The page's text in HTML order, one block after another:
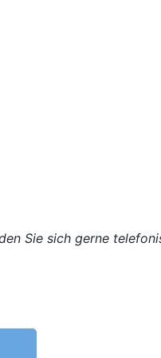
Sie sich gerne